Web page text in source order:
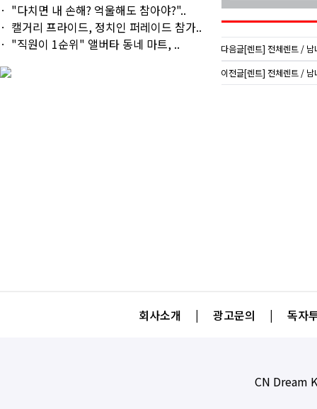
"다치면 내 손해? 억울해도 참아야?"..
캘거리 프라이드, 정치인 퍼레이드 참가..
"직원이 1순위" 앨버타 동네 마트, ..
다음글[렌트] 전체렌트 /
이전글[렌트] 전체렌트 /
회사소개 | 광고문의 | 독자
CN Dream